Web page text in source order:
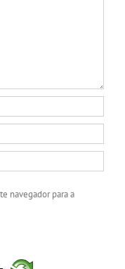
navegador para a